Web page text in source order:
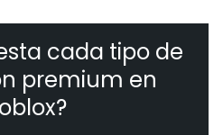
cada tipo de
premium en